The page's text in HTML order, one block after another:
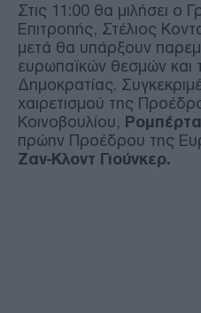
Στις 11:00 θα μιλήσει ο
Επιτροπής, Στέλιος
μετά θα υπάρξουν
ευρωπαϊκών θεσμών και
Δημοκρατίας.
χαιρετισμού της
Κοινοβουλίου,
πρώην Προέδρου της
Ζαν-Κλοντ Γιούνκερ.